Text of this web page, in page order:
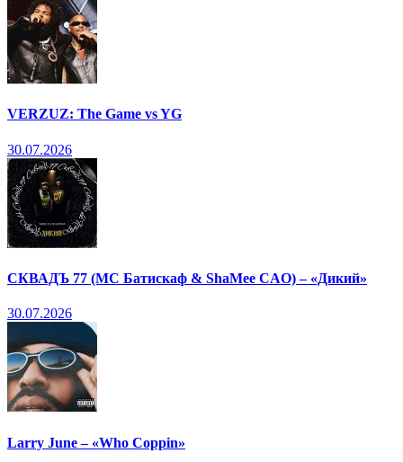
VERZUZ: The Game vs YG
30.07.2026
СКВАДЪ 77 (МС Батискаф & ShaMee CAO) – «Дикий»
30.07.2026
Larry June – «Who Coppin»